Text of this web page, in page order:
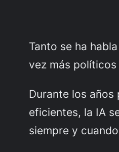
Tanto se ha
vez más
Durante los
eficientes, la IA
siempre y